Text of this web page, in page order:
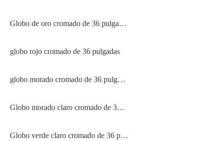
Globo de oro cromado de 36 pulgadas
globo rojo cromado de 36 pulgadas
globo morado cromado de 36 pulgadas
Globo morado claro cromado de 36 pulgadas
Globo verde claro cromado de 36 pulgadas